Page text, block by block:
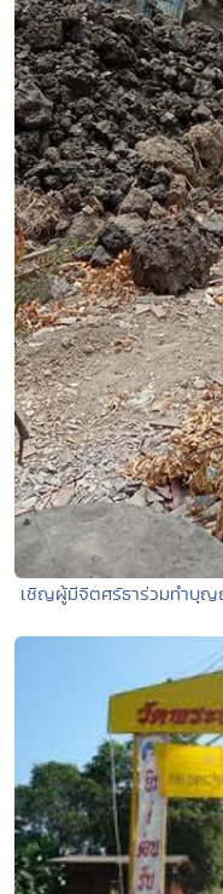
เชิญผู้มีจิตศรัธาร่วมทำบุญ